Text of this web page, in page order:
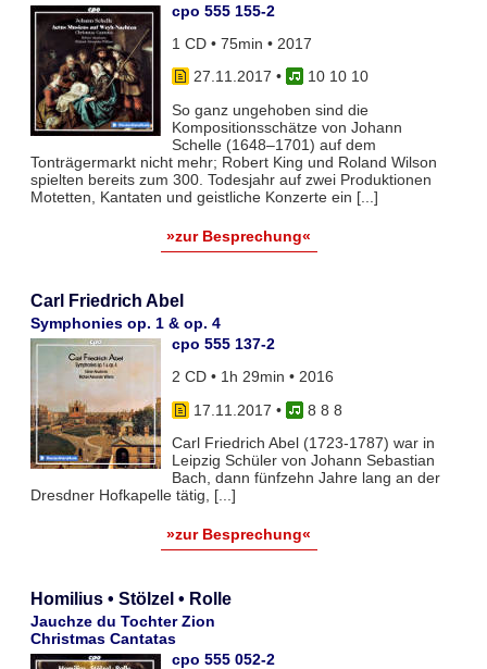
cpo 555 155-2
1 CD • 75min • 2017
27.11.2017 •
10 10 10
So ganz ungehoben sind die
Kompositionsschätze von Johann
Schelle (1648–1701) auf dem
Tonträgermarkt nicht mehr; Robert King und Roland Wilson
spielten bereits zum 300. Todesjahr auf zwei Produktionen
Motetten, Kantaten und geistliche Konzerte ein [...]
»zur Besprechung«
Carl Friedrich Abel
Symphonies op. 1 & op. 4
cpo 555 137-2
2 CD • 1h 29min • 2016
17.11.2017 •
8 8 8
Carl Friedrich Abel (1723-1787) war in
Leipzig Schüler von Johann Sebastian
Bach, dann fünfzehn Jahre lang an der
Dresdner Hofkapelle tätig, [...]
»zur Besprechung«
Homilius • Stölzel • Rolle
Jauchze du Tochter Zion
Christmas Cantatas
cpo 555 052-2